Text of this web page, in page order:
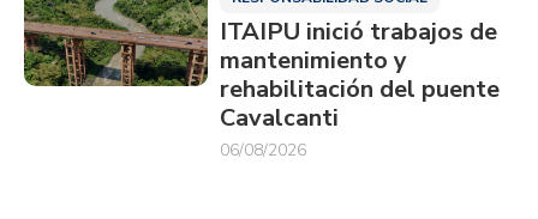
ITAIPU inició trabajos de
mantenimiento y
rehabilitación del puente
Cavalcanti
06/08/2026